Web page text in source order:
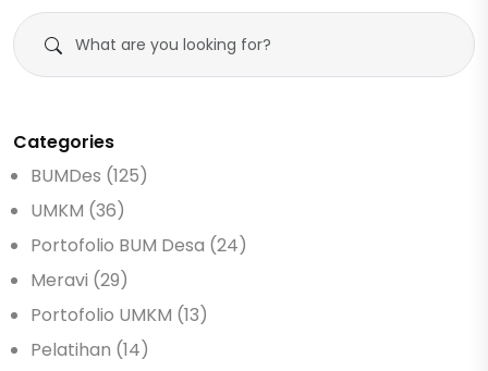
Categories
BUMDes (125)
UMKM (36)
Portofolio BUM Desa (24)
Meravi (29)
Portofolio UMKM (13)
Pelatihan (14)